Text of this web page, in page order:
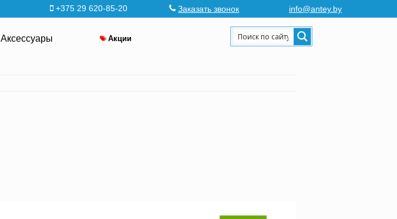
+375 29 620-85-20 Заказать звонок info@antey.by
Аксессуары Акции